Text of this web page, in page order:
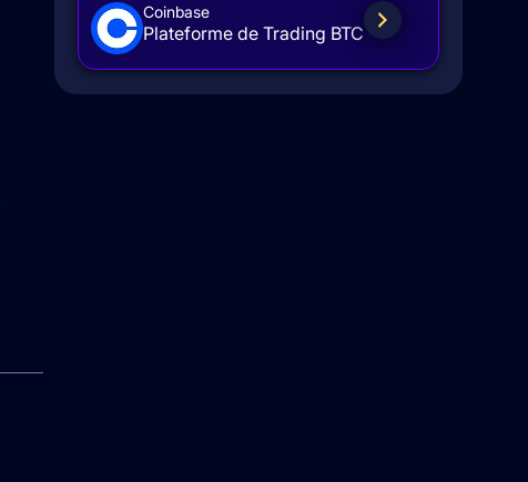
Coinbase
Plateforme de Trading BTC